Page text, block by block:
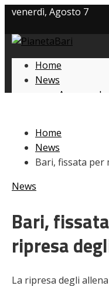
venerdì, Agosto 7
Privacy policy
Cookie Policy
Home
News
Amarcord
Giovanili
Le pagelle
Interviste
Focus
Serie B
Video
Home
News
Bari, fissata per
News
Bari,
ripresa
La ripresa degli